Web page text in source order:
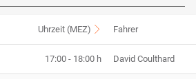
Uhrzeit (MEZ) Fahrer
17:00 - 18:00 h David Coulthard